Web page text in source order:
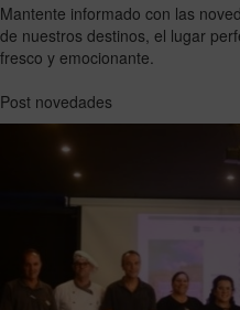
Mantente informado con las
de nuestros destinos, el lugar
fresco y emocionante.
Post novedades